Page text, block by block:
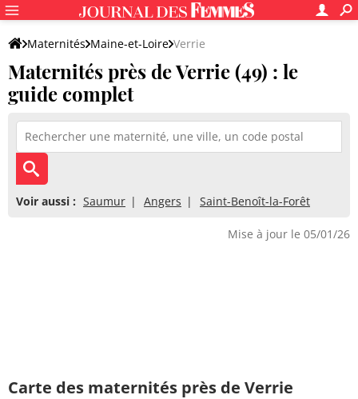
Maternités Maine-et-Loire Verrie
Maternités près de Verrie (49) : le
guide complet
Voir aussi : Saumur Angers Saint-Benoît-la-Forêt
Mise à jour le 05/01/26
Carte des maternités près de Verrie